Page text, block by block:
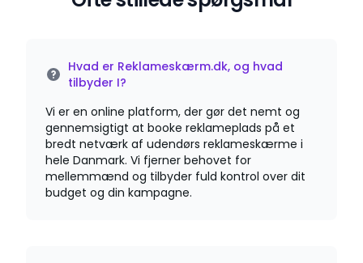
Hvad er Reklameskærm.dk, og hvad
tilbyder I?
Vi er en online platform, der gør det nemt og
gennemsigtigt at booke reklameplads på et
bredt netværk af udendørs reklameskærme i
hele Danmark. Vi fjerner behovet for
mellemmænd og tilbyder fuld kontrol over dit
budget og din kampagne.